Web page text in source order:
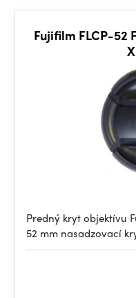
Fujifilm FLCP-52
Predný kryt objektívu
52 mm nasadzovací